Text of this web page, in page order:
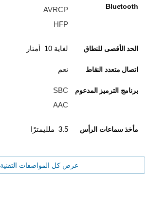
Bluetooth
AVRCP
HFP
الحد الأقصى للنطاق لغاية 10 أمتار
اتصال متعدد النقاط نعم
برنامج الترميز المدعوم
SBC
AAC
مأخذ سماعات الرأس 3.5 ملليمترًا
عرض كل المواصفات التقنية